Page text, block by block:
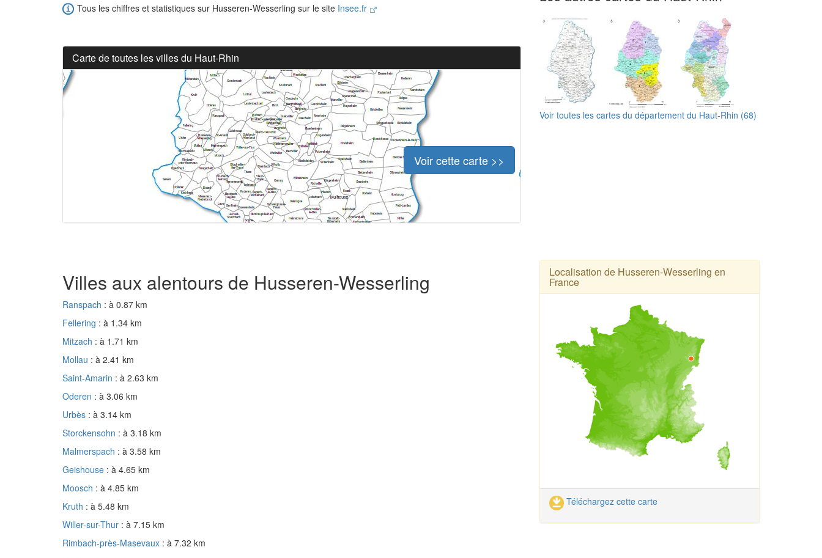
Tous les chiffres et statistiques sur Husseren-Wesserling sur le site Insee.fr
Carte de toutes les villes du Haut-Rhin
Voir cette carte >>
Voir toutes les cartes du département du Haut-Rhin (68)
Villes aux alentours de Husseren-Wesserling
Ranspach : à 0.87 km
Fellering : à 1.34 km
Mitzach : à 1.71 km
Mollau : à 2.41 km
Saint-Amarin : à 2.63 km
Oderen : à 3.06 km
Urbès : à 3.14 km
Storckensohn : à 3.18 km
Malmerspach : à 3.58 km
Geishouse : à 4.65 km
Moosch : à 4.85 km
Kruth : à 5.48 km
Willer-sur-Thur : à 7.15 km
Rimbach-près-Masevaux : à 7.32 km
Localisation de Husseren-Wesserling en
France
Téléchargez cette carte